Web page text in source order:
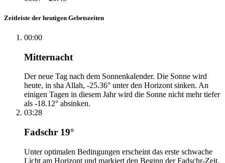
Zeitleiste der heutigen Gebetszeiten
00:00
Mitternacht
Der neue Tag nach dem Sonnenkalender. Die Sonne wird
heute, in sha Allah, -25.36° unter den Horizont sinken. An
einigen Tagen in diesem Jahr wird die Sonne nicht mehr tiefer
als -18.12° absinken.
03:28
Fadschr 19°
Unter optimalen Bedingungen erscheint das erste schwache
Licht am Horizont und markiert den Beginn der Fadschr-Zeit.